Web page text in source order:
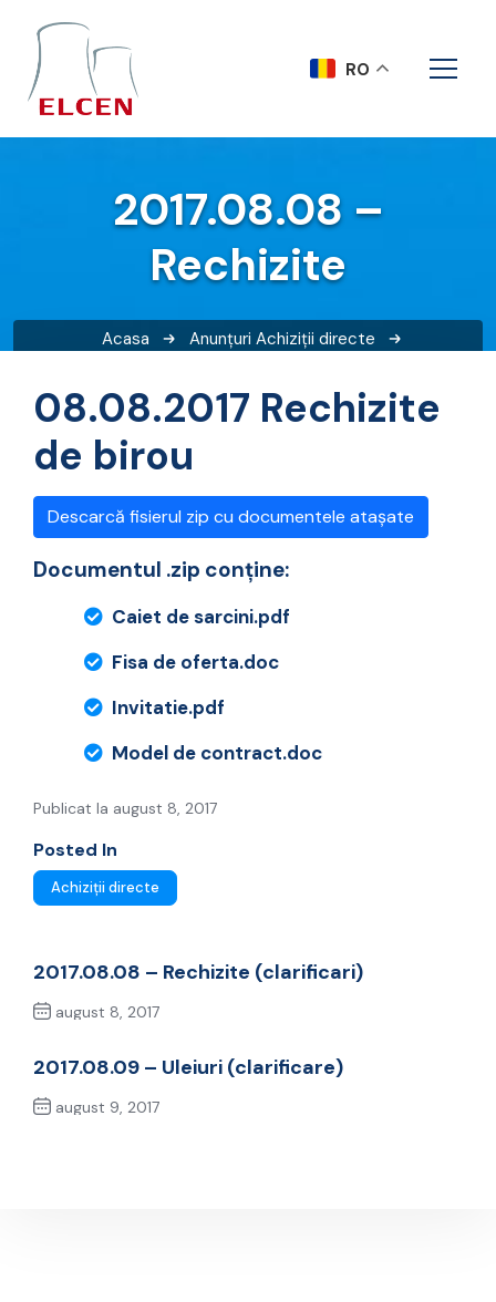
2017.08.08 –
Rechizite
Acasa Anunțuri Achiziții directe
08.08.2017 Rechizite
de birou
Descarcă fisierul zip cu documentele atașate
Documentul .zip conține:
Caiet de sarcini.pdf
Fisa de oferta.doc
Invitatie.pdf
Model de contract.doc
Publicat la august 8, 2017
Posted In
Achiziții directe
2017.08.08 – Rechizite (clarificari)
august 8, 2017
2017.08.09 – Uleiuri (clarificare)
august 9, 2017
RO